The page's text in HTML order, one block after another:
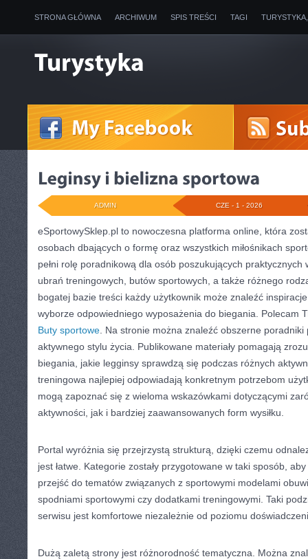
STRONA GŁÓWNA ARCHIWUM SPIS TREŚCI TAGI
CZE - 1 - 2026
ADMIN
eSportowySklep.pl to nowoczesna platforma online, która
osobach dbających o formę oraz wszystkich miłośnikach
pełni rolę poradnikową dla osób poszukujących praktycznych
ubrań treningowych, butów sportowych, a także różnego
bogatej bazie treści każdy użytkownik może znaleźć
wyborze odpowiedniego wyposażenia do biegania. Polecam
Buty sportowe . Na stronie można znaleźć obszerne
aktywnego stylu życia. Publikowane materiały pomagają
biegania, jakie legginsy sprawdzą się podczas różnych
treningowa najlepiej odpowiadają konkretnym potrzebom
mogą zapoznać się z wieloma wskazówkami dotyczącymi
aktywności, jak i bardziej zaawansowanych form wysiłku.
Portal wyróżnia się przejrzystą strukturą, dzięki czemu
jest łatwe. Kategorie zostały przygotowane w taki sposób,
przejść do tematów związanych z sportowymi modelami
spodniami sportowymi czy dodatkami treningowymi. Taki
serwisu jest komfortowe niezależnie od poziomu
Dużą zaletą strony jest różnorodność tematyczna. Można